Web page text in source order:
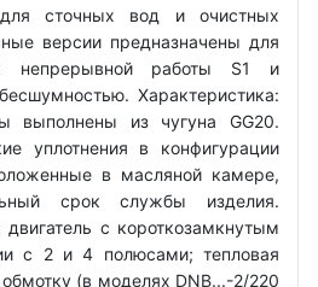
сточных вод и очистных
версии предназначены для
непрерывной работы S1 и
Характеристика:
выполнены из чугуна GG20.
уплотнения в конфигурации
в масляной камере,
срок службы изделия.
двигатель с короткозамкнутым
с 2 и 4 полюсами; тепловая
(в моделях DNB...-2/220